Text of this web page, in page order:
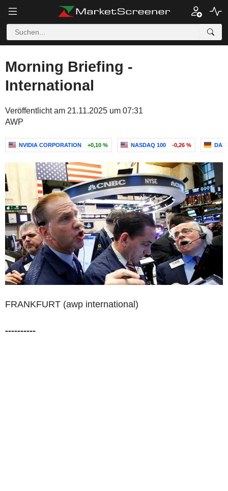
Morning Briefing -
International
Veröffentlicht am 21.11.2025 um 07:31
AWP
NVIDIA CORPORATION +0,10 % NASDAQ 100 -0,26 % DAX
FRANKFURT (awp international)
----------